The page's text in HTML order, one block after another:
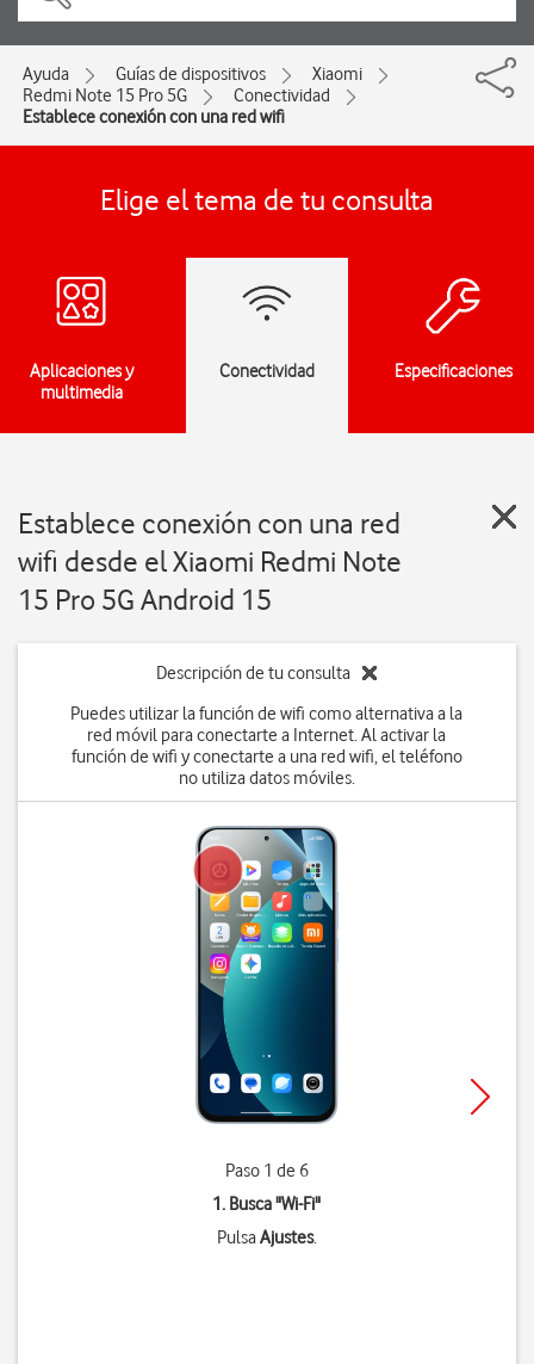
Ayuda Guías de dispositivos
Xiaomi
Redmi Note 15 Pro 5G
Conectividad
Establece conexión con una red wifi
Elige el tema de tu consulta
Aplicaciones y
multimedia
Conectividad Especificaciones
Establece conexión con una red
wifi desde el Xiaomi Redmi Note
15 Pro 5G Android 15
Descripción de tu consulta
Puedes utilizar la función de wifi como alternativa a la
red móvil para conectarte a Internet. Al activar la
función de wifi y conectarte a una red wifi, el teléfono
no utiliza datos móviles.
Paso 1 de 6
1. Busca "Wi-Fi"
PulsaAjustes.